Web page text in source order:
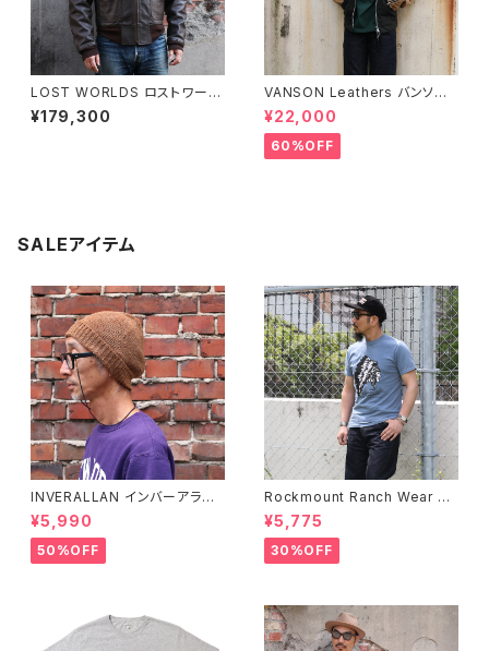
LOST WORLDS ロストワール
ド G-1フライトジャケット Seal
Brown
¥179,300
VANSON Leathers バンソン
レザー レディース スタンドカラ
ーワックスドジャケット BLACK/
TAN
¥22,000
60%OFF
SALEアイテム
INVERALLAN インバーアラン 1
00%ピュアウール ニットキャッ
プ 全8色
¥5,990
50%OFF
Rockmount Ranch Wear ロ
ックマウント ランチウェア Chie
f Western T-Shirt 半袖Tシャ
ツ 全2色
¥5,775
30%OFF